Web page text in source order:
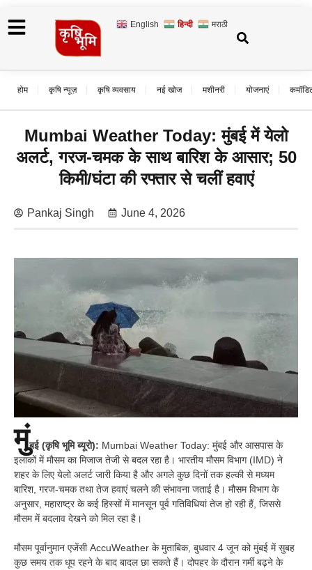
English हिन्दी मराठी
होम कृषि न्यूज़ कृषि व्यवसाय नई खोज मशीनरी योजनाएं
Mumbai Weather Today: मुंबई में येलो
अलर्ट, गरज-चमक के साथ बारिश के आसार; 50
किमी/घंटा की रफ्तार से चलीं हवाएं
Pankaj Singh June 4, 2026
मुंबई (कृषि भूमि ब्यूरो): Mumbai Weather Today: मुंबई और आसपास के
इलाकों में मौसम का मिजाज तेजी से बदल रहा है। भारतीय मौसम विभाग (IMD) ने
शहर के लिए येलो अलर्ट जारी किया है और अगले कुछ दिनों तक हल्की से मध्यम
बारिश, गरज-चमक तथा तेज हवाएं चलने की संभावना जताई है। मौसम विभाग के
अनुसार, महाराष्ट्र के कई हिस्सों में मानसून पूर्व गतिविधियां तेज हो रही हैं, जिससे
मौसम में बदलाव देखने को मिल रहा है।
मौसम पूर्वानुमान एजेंसी AccuWeather के मुताबिक, बुधवार 4 जून को मुंबई में सुबह
कुछ समय तक धूप रहने के बाद बादल छा सकते हैं। दोपहर के दौरान गर्मी बढ़ने के